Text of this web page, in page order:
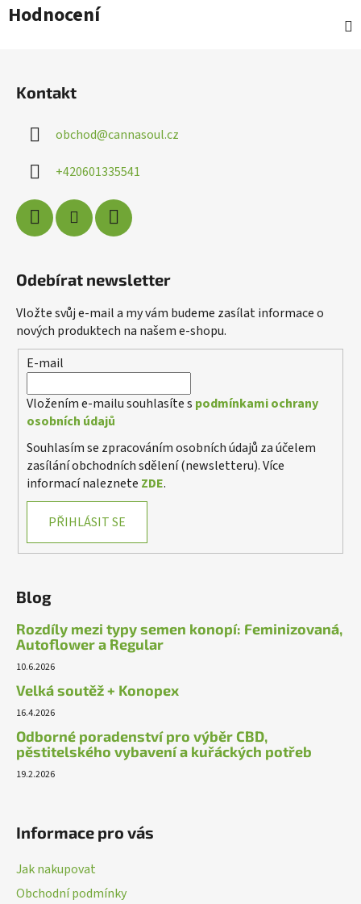
Hodnocení
Kontakt
obchod@cannasoul.cz
+420601335541
Odebírat newsletter
Vložte svůj e-mail a my vám budeme zasílat informace o
nových produktech na našem e-shopu.
E-mail
Vložením e-mailu souhlasíte s podmínkami ochrany
osobních údajů
Souhlasím se zpracováním osobních údajů za účelem
zasílání obchodních sdělení (newsletteru). Více
informací naleznete ZDE.
PŘIHLÁSIT SE
Blog
Rozdíly mezi typy semen konopí: Feminizovaná,
Autoflower a Regular
10.6.2026
Velká soutěž + Konopex
16.4.2026
Odborné poradenství pro výběr CBD,
pěstitelského vybavení a kuřáckých potřeb
19.2.2026
Informace pro vás
Jak nakupovat
Obchodní podmínky
Powered by chaterimo